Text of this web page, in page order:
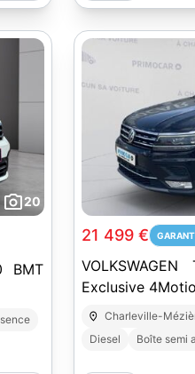
20
BMT
21 499 €
Exclusive
Charleville-
Diesel
Boîte semi